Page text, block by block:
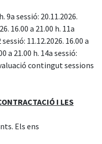
9a sessió: 20.11.2026.
16.00 a 21.00 h. 11a
11.12.2026. 16.00 a
a 21.00 h. 14a sessió:
contingut sessions
I LES
Els ens